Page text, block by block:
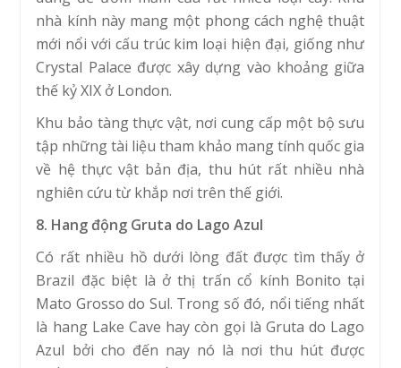
nhà kính này mang một phong cách nghệ thuật
mới nổi với cấu trúc kim loại hiện đại, giống như
Crystal Palace được xây dựng vào khoảng giữa
thế kỷ XIX ở London.
Khu bảo tàng thực vật, nơi cung cấp một bộ sưu
tập những tài liệu tham khảo mang tính quốc gia
về hệ thực vật bản địa, thu hút rất nhiều nhà
nghiên cứu từ khắp nơi trên thế giới.
8. Hang động Gruta do Lago Azul
Có rất nhiều hồ dưới lòng đất được tìm thấy ở
Brazil đặc biệt là ở thị trấn cổ kính Bonito tại
Mato Grosso do Sul. Trong số đó, nổi tiếng nhất
là hang Lake Cave hay còn gọi là Gruta do Lago
Azul bởi cho đến nay nó là nơi thu hút được